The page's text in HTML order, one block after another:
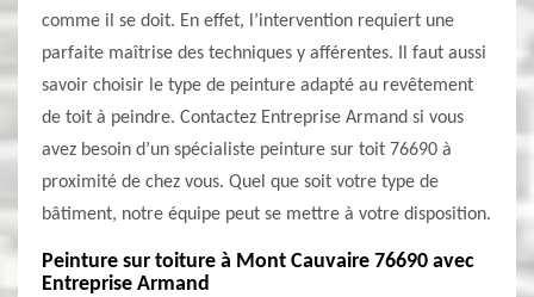
comme il se doit. En effet, l’intervention requiert une
parfaite maîtrise des techniques y afférentes. Il faut aussi
savoir choisir le type de peinture adapté au revêtement
de toit à peindre. Contactez Entreprise Armand si vous
avez besoin d’un spécialiste peinture sur toit 76690 à
proximité de chez vous. Quel que soit votre type de
bâtiment, notre équipe peut se mettre à votre disposition.
Peinture sur toiture à Mont Cauvaire 76690 avec
Entreprise Armand